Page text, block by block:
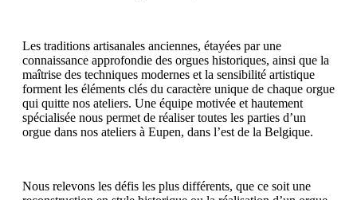
Les traditions artisanales anciennes, étayées par une
connaissance approfondie des orgues historiques, ainsi que la
maîtrise des techniques modernes et la sensibilité artistique
forment les éléments clés du caractère unique de chaque orgue
qui quitte nos ateliers. Une équipe motivée et hautement
spécialisée nous permet de réaliser toutes les parties d’un
orgue dans nos ateliers à Eupen, dans l’est de la Belgique.
Nous relevons les défis les plus différents, que ce soit une